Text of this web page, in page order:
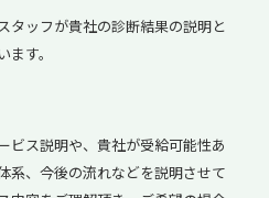
タッフが貴社の診断結果の説明と
す。
ビス説明や、貴社が受給可能性あ
系、今後の流れなどを説明させて